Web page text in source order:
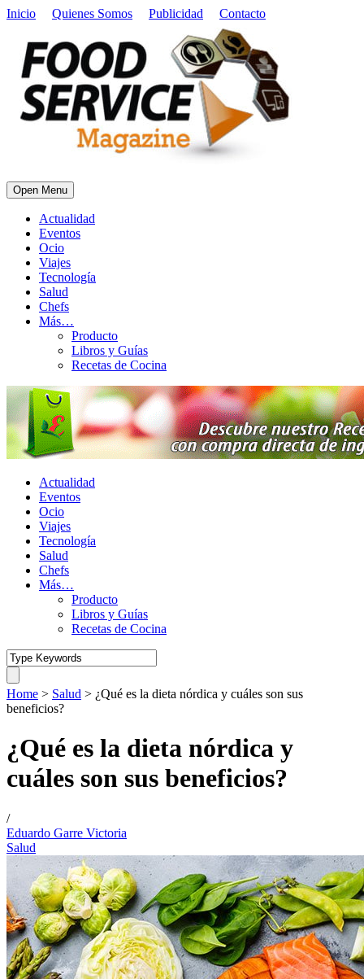
Inicio Quienes Somos Publicidad Contacto
Open Menu
Actualidad
Eventos
Ocio
Viajes
Tecnología
Salud
Chefs
Más…
Producto
Libros y Guías
Recetas de Cocina
Actualidad
Eventos
Ocio
Viajes
Tecnología
Salud
Chefs
Más…
Producto
Libros y Guías
Recetas de Cocina
Home > Salud > ¿Qué es la dieta nórdica y cuáles son sus
beneficios?
¿Qué es la dieta nórdica y
cuáles son sus beneficios?
/
Eduardo Garre Victoria
Salud